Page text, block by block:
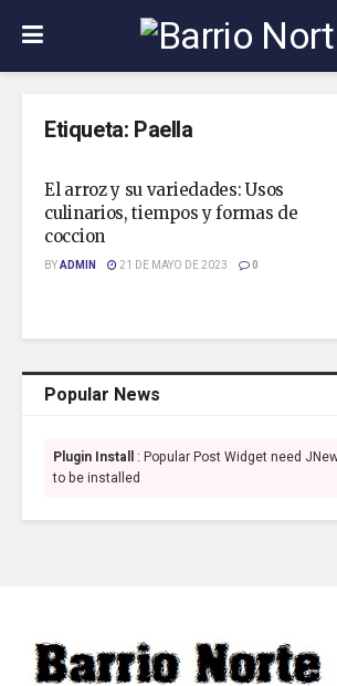
Etiqueta: Paella
El arroz y su variedades: Usos
culinarios, tiempos y formas de
coccion
BYADMIN 21 DE MAYO DE 2023 0
Popular News
Plugin Install : Popular Post Widget need
to be installed